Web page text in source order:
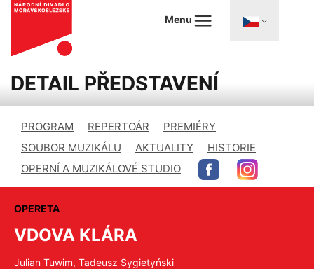
Menu
DETAIL PŘEDSTAVENÍ
PROGRAM REPERTOÁR
PREMIÉRY
SOUBOR MUZIKÁLU
AKTUALITY
HISTORIE
OPERNÍ A MUZIKÁLOVÉ STUDIO
OPERETA
VDOVA KLÁRA
Julian Tuwim, Tadeusz Sygietyński